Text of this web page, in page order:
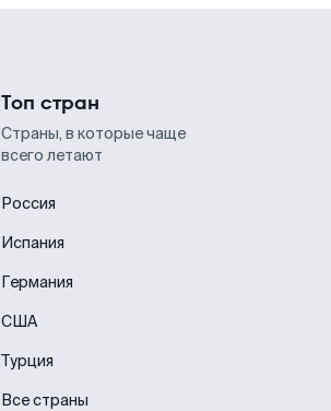
Топ стран
Страны, в которые чаще
всего летают
Россия
Испания
Германия
США
Турция
Все страны